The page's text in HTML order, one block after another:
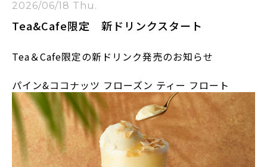
2026/06/18 Thu.
Tea&Cafe限定 新ドリンクスタート
Tea＆Cafe限定の新ドリンク発売のお知らせ
パイン&ココナッツ フローズン ティー フロート